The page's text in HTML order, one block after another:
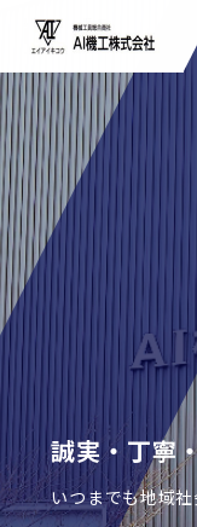
誠実・丁寧
いつまでも地域